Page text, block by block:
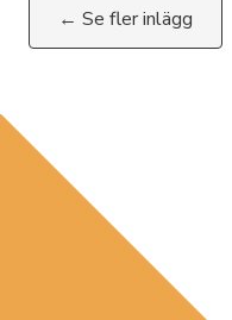
← Se fler inlägg